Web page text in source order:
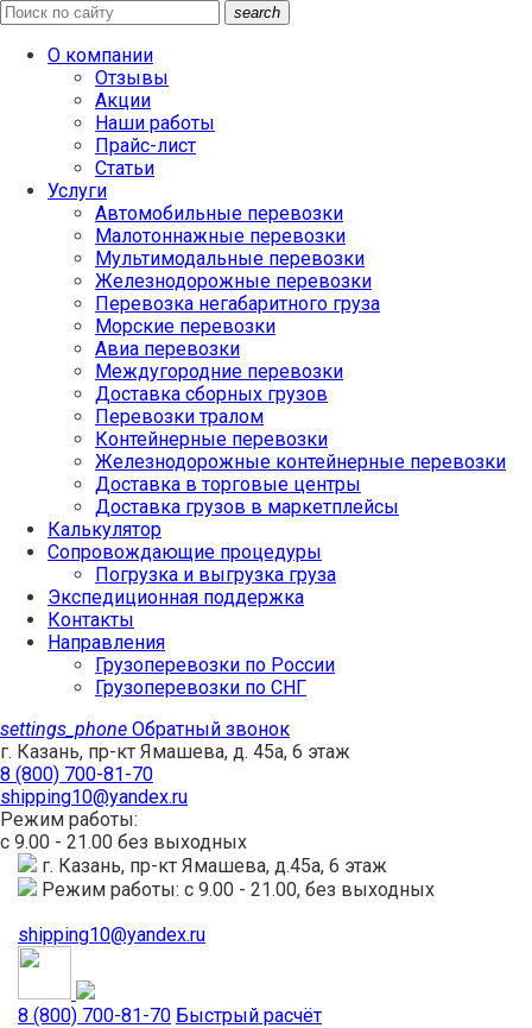
search
О компании
Отзывы
Акции
Наши работы
Прайс-лист
Статьи
Услуги
Автомобильные перевозки
Малотоннажные перевозки
Мультимодальные перевозки
Железнодорожные перевозки
Перевозка негабаритного груза
Морские перевозки
Авиа перевозки
Междугородние перевозки
Доставка сборных грузов
Перевозки тралом
Контейнерные перевозки
Железнодорожные контейнерные перевозки
Доставка в торговые центры
Доставка грузов в маркетплейсы
Калькулятор
Сопровождающие процедуры
Погрузка и выгрузка груза
Экспедиционная поддержка
Контакты
Направления
Грузоперевозки по России
Грузоперевозки по СНГ
settings_phone Обратный звонок
г. Казань, пр-кт Ямашева, д. 45а, 6 этаж
8 (800) 700-81-70
shipping10@yandex.ru
Режим работы:
с 9.00 - 21.00 без выходных
г. Казань, пр-кт Ямашева, д.45а, 6 этаж
Режим работы: с 9.00 - 21.00, без выходных
shipping10@yandex.ru
8 (800) 700-81-70 Быстрый расчёт